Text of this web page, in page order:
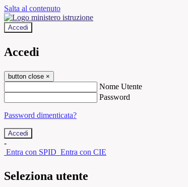
Salta al contenuto
Accedi
Accedi
button close ×
Nome Utente
Password
Password dimenticata?
-
Entra con SPID Entra con CIE
Seleziona utente